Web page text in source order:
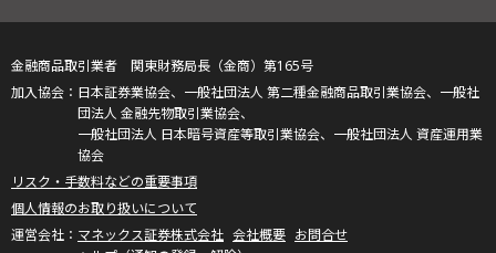
金融商品取引業者 関東財務局長（金商）第165号
日本証券業協会、一般社団法人 第二種金融商品取引業協会、一般社
団法人 金融先物取引業協会、
一般社団法人 日本暗号資産等取引業協会、一般社団法人 資産運用業
協会
リスク・手数料などの重要事項
個人情報のお取り扱いについて
マネックス証券株式会社 会社概要 お問合せ